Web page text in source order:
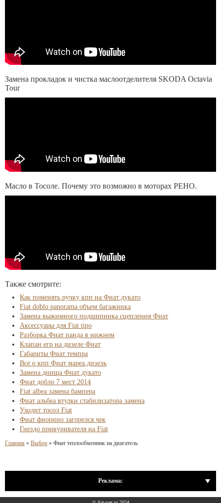
Замена прокладок и чистка маслоотделителя SKODA Octavia
Tour
Масло в Тосоле. Почему это возможно в моторах РЕНО.
Также смотрите:
Как поменять ручку кпп на Фиат дукато
Fiat doblo panorama объем багажника
Замена выжимного подшипника сцепления Фиат
Аксессуары для Fiat tipo
Разборка Фиат панда в нижнем
Клапан егр на дизеле Фиат
Габариты Фиат темпра
Все о кпп Фиат мареа дизель
Замена днища Фиат дукато
Фиат добло 7 мест 2014
Fiat albea замена бампера
Фиат альбеа втулки стабилизатора замена
Уходит тосол Fiat
Фиат фиорино загорелся чек
Гнездо прикуривателя на Fiat
Главная » Выбор » Фиат теплообменник на двигатель
Реклама: